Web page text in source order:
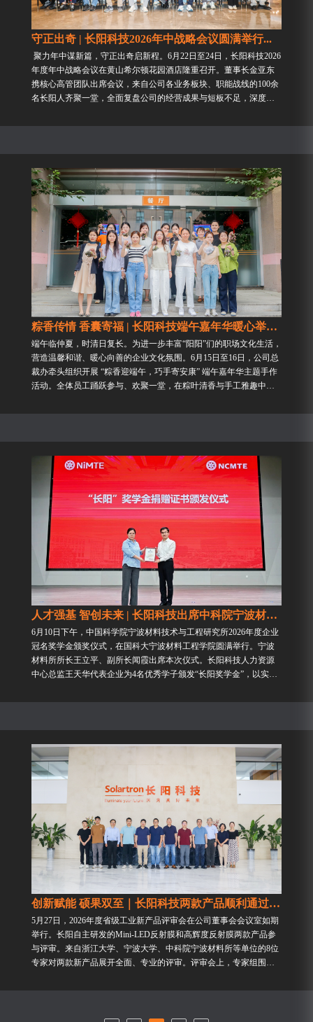
守正出奇 | 长阳科技2026年中战略会议圆满举行...
聚力年中谋新篇，守正出奇启新程。6月22日至24日，长阳科技2026
年度年中战略会议在黄山希尔顿花园酒店隆重召开。董事长金亚东
携核心高管团队出席会议，来自公司各业务板块、职能战线的100余
名长阳人齐聚一堂，全面复盘公司的经营成果与短板不足，深度研
粽香传情 香囊寄福 | 长阳科技端午嘉年华暖心举行...
端午临仲夏，时清日复长。为进一步丰富“阳阳”们的职场文化生活，
营造温馨和谐、暖心向善的企业文化氛围。6月15日至16日，公司总
裁办牵头组织开展 “粽香迎端午，巧手寄安康” 端午嘉年华主题手作
活动。全体员工踊跃参与、欢聚一堂，在粽叶清香与手工雅趣中沉
人才强基 智创未来 | 长阳科技出席中科院宁波材料所2026年度冠名奖学金颁...
6月10日下午，中国科学院宁波材料技术与工程研究所2026年度企业
冠名奖学金颁奖仪式，在国科大宁波材料工程学院圆满举行。宁波
材料所所长王立平、副所长闻霞出席本次仪式。长阳科技人力资源
中心总监王天华代表企业为4名优秀学子颁发“长阳奖学金”，以实际
创新赋能 硕果双至｜长阳科技两款产品顺利通过浙江省工业新产品现场认定...
5月27日，2026年度省级工业新产品评审会在公司董事会会议室如期
举行。长阳自主研发的Mini-LED反射膜和高辉度反射膜两款产品参
与评审。来自浙江大学、宁波大学、中科院宁波材料所等单位的8位
专家对两款新产品展开全面、专业的评审。评审会上，专家组围绕